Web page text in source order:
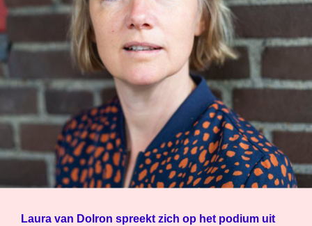
Laura van Dolron spreekt zich op het podium uit